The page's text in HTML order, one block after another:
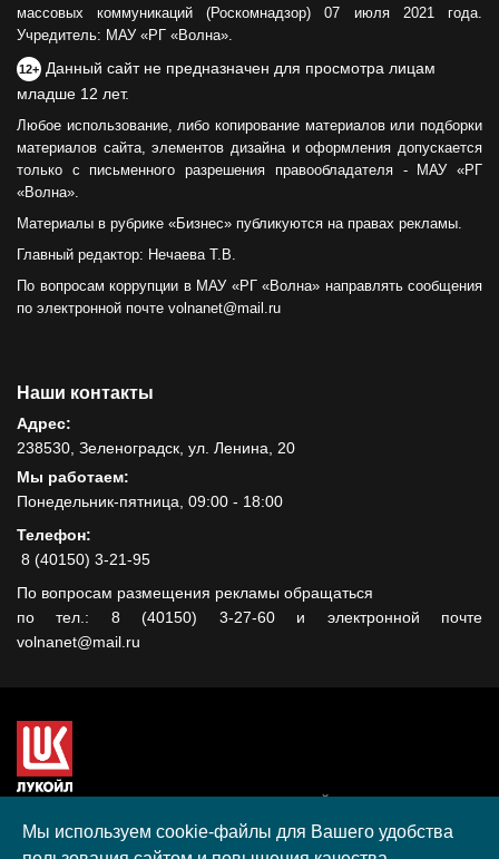
массовых коммуникаций (Роскомнадзор) 07 июля 2021 года.
Учредитель: МАУ «РГ «Волна».
12+ Данный сайт не предназначен для просмотра лицам
младше 12 лет.
Любое использование, либо копирование материалов или подборки
материалов сайта, элементов дизайна и оформления допускается
только с письменного разрешения правообладателя - МАУ «РГ
«Волна».
Материалы в рубрике «Бизнес» публикуются на правах рекламы.
Главный редактор: Нечаева Т.В.
По вопросам коррупции в МАУ «РГ «Волна» направлять сообщения
по электронной почте volnanet@mail.ru
Наши контакты
Адрес:
238530, Зеленоградск, ул. Ленина, 20
Мы работаем:
Понедельник-пятница, 09:00 - 18:00
Телефон:
8 (40150) 3-21-95
По вопросам размещения рекламы обращаться
по тел.: 8 (40150) 3-27-60 и электронной почте
volnanet@mail.ru
гранта, полученного в рамках XIII Конкурса социальных и
культурных проектов ПАО "ЛУКОЙЛ" на территории
Мы используем cookie-файлы для Вашего удобства